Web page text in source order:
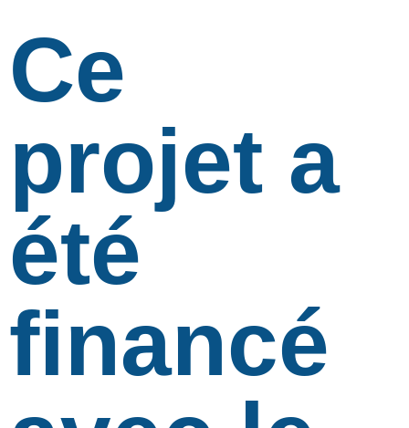
Ce
projet a
été
financé